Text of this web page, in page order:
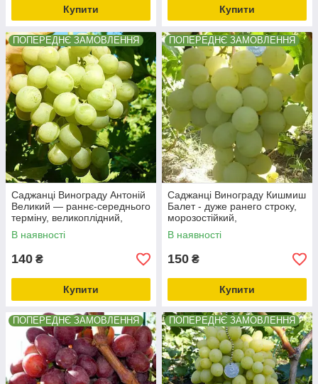
Купити Купити
ПОПЕРЕДНЄ ЗАМОВЛЕННЯ
Саджанці Винограду Антоній
Великий — раннє-середнього
терміну, великоплідний,
морозостійкий
В наявності
140 ₴
Купити
ПОПЕРЕДНЄ ЗАМОВЛЕННЯ
Саджанці Винограду Кишмиш
Балет - дуже ранего строку,
морозостійкий,
великоплідний
В наявності
150 ₴
Купити
ПОПЕРЕДНЄ ЗАМОВЛЕННЯ ПОПЕРЕДНЄ ЗАМОВЛЕННЯ